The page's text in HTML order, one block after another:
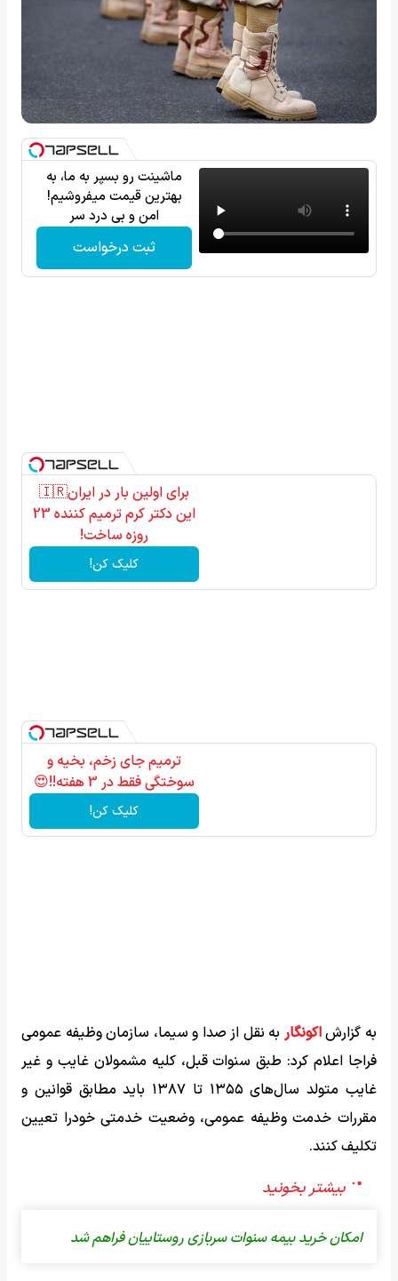
ماشینت رو بسپر به ما، به
بهترین قیمت میفروشیم!
امن و بی درد سر
ثبت درخواست
برای اولین بار در ایران🇮🇷
این دکتر کرم ترمیم کننده 23
روزه ساخت!
کلیک کن!
ترمیم جای زخم، بخیه و
سوختگی فقط در 3 هفته!!😍
کلیک کن!
به گزارشاکونگار به نقل از صدا و سیما، سازمان وظیفه عمومی
فراجا اعلام کرد: طبق سنوات قبل، کلیه مشمولان غایب و غیر
غایب متولد سال‌های ۱۳۵۵ تا ۱۳۸۷ باید مطابق قوانین و
مقررات خدمت وظیفه عمومی، وضعیت خدمتی خودرا تعیین
تکلیف کنند.
امکان خرید بیمه سنوات سربازی روستاییان فراهم شد